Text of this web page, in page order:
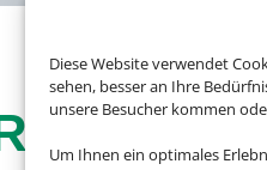
Diese Website verwendet
sehen, besser an Ihre
unsere Besucher kommen
Um Ihnen ein optimales